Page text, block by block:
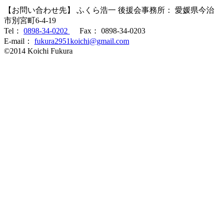
【お問い合わせ先】 ふくら浩一 後援会事務所： 愛媛県今治
市別宮町6-4-19
Tel： 0898-34-0202
Fax： 0898-34-0203
E-mail： fukura2951koichi@gmail.com
©2014 Koichi Fukura